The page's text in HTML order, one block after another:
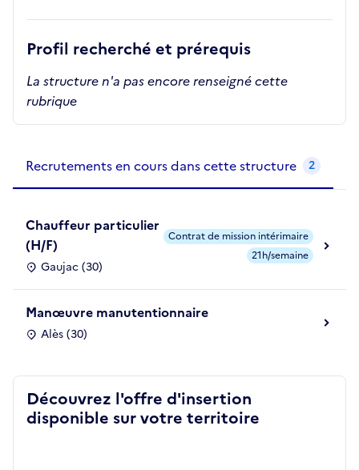
Profil recherché et prérequis
La structure n'a pas encore renseigné cette
rubrique
Recrutements en cours dans cette structure 2
Chauffeur particulier
(H/F)
Gaujac (30)
Contrat de mission intérimaire
21h/semaine
Manœuvre manutentionnaire
Alès (30)
Découvrez l'offre d'insertion
disponible sur votre territoire